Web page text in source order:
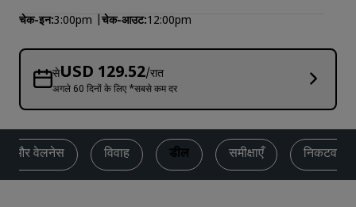
चेक-इन 3:00pm चेक-आउट 12:00pm
सेUSD 129.52/रात
अगले 60 दिनों के लिए *सबसे कम दर
और वेलनेस विवाह डील समीक्षाएँ